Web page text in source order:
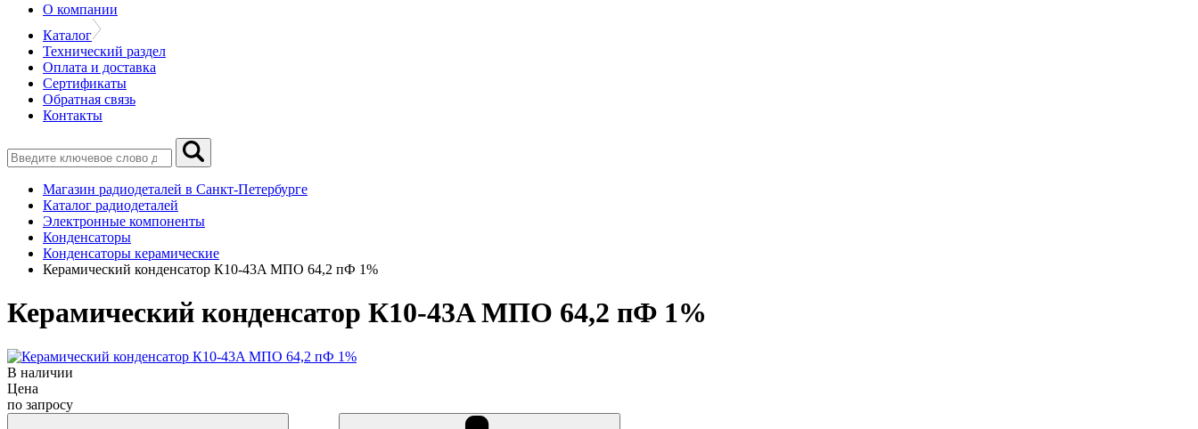
О компании
Каталог
Технический раздел
Оплата и доставка
Сертификаты
Обратная связь
Контакты
Магазин радиодеталей в Санкт-Петербурге
Каталог радиодеталей
Электронные компоненты
Конденсаторы
Конденсаторы керамические
Керамический конденсатор К10-43A МПО 64,2 пФ 1%
Керамический конденсатор К10-43A МПО 64,2 пФ 1%
В наличии
Цена
по запросу